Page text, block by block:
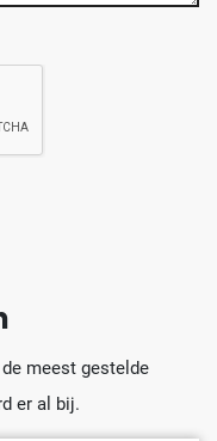
meest gestelde
er al bij.